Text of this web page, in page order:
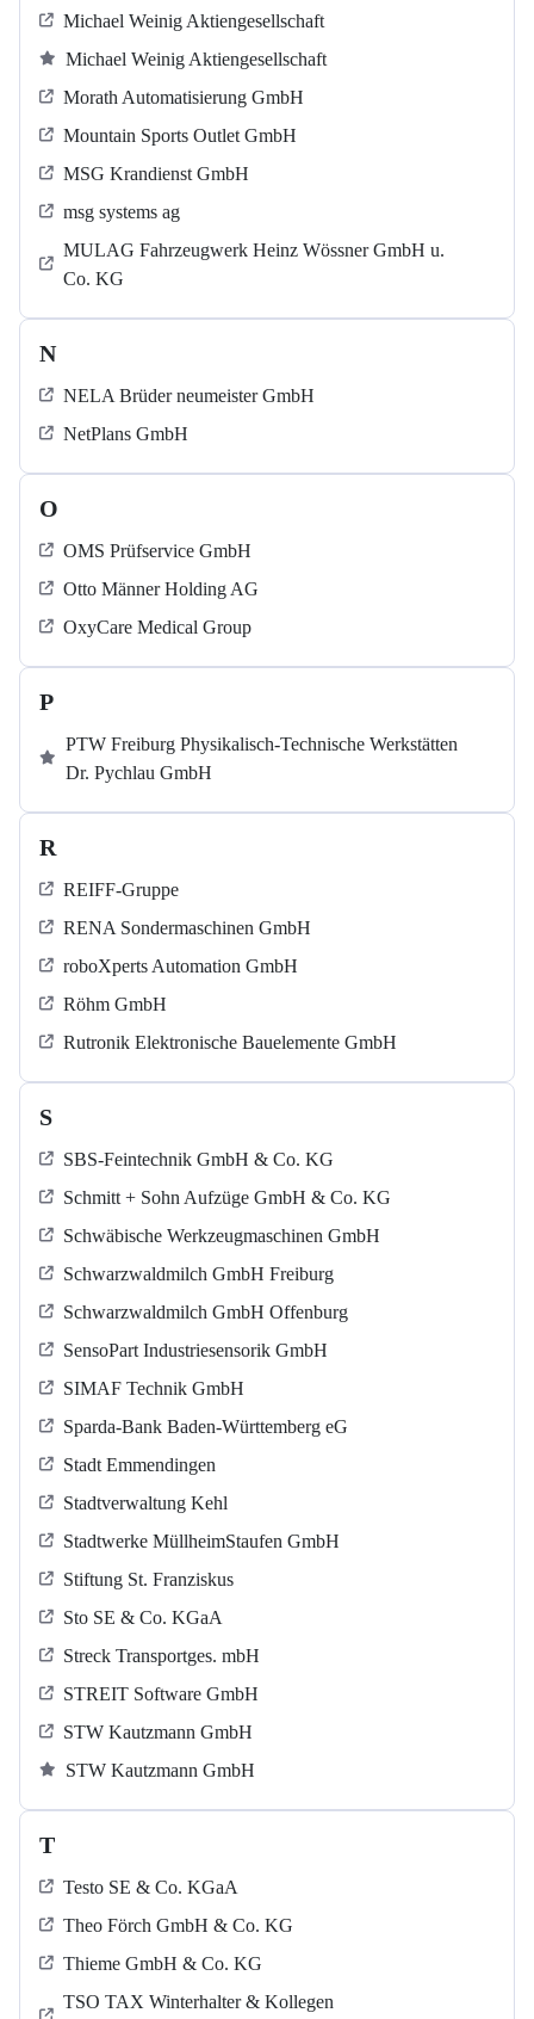
Michael Weinig Aktiengesellschaft
Michael Weinig Aktiengesellschaft
Morath Automatisierung GmbH
Mountain Sports Outlet GmbH
MSG Krandienst GmbH
msg systems ag
MULAG Fahrzeugwerk Heinz Wössner GmbH u.
Co. KG
N
NELA Brüder neumeister GmbH
NetPlans GmbH
O
OMS Prüfservice GmbH
Otto Männer Holding AG
OxyCare Medical Group
P
PTW Freiburg Physikalisch-Technische Werkstätten
Dr. Pychlau GmbH
R
REIFF-Gruppe
RENA Sondermaschinen GmbH
roboXperts Automation GmbH
Röhm GmbH
Rutronik Elektronische Bauelemente GmbH
S
SBS-Feintechnik GmbH & Co. KG
Schmitt + Sohn Aufzüge GmbH & Co. KG
Schwäbische Werkzeugmaschinen GmbH
Schwarzwaldmilch GmbH Freiburg
Schwarzwaldmilch GmbH Offenburg
SensoPart Industriesensorik GmbH
SIMAF Technik GmbH
Sparda-Bank Baden-Württemberg eG
Stadt Emmendingen
Stadtverwaltung Kehl
Stadtwerke MüllheimStaufen GmbH
Stiftung St. Franziskus
Sto SE & Co. KGaA
Streck Transportges. mbH
STREIT Software GmbH
STW Kautzmann GmbH
STW Kautzmann GmbH
T
Testo SE & Co. KGaA
Theo Förch GmbH & Co. KG
Thieme GmbH & Co. KG
TSO TAX Winterhalter & Kollegen